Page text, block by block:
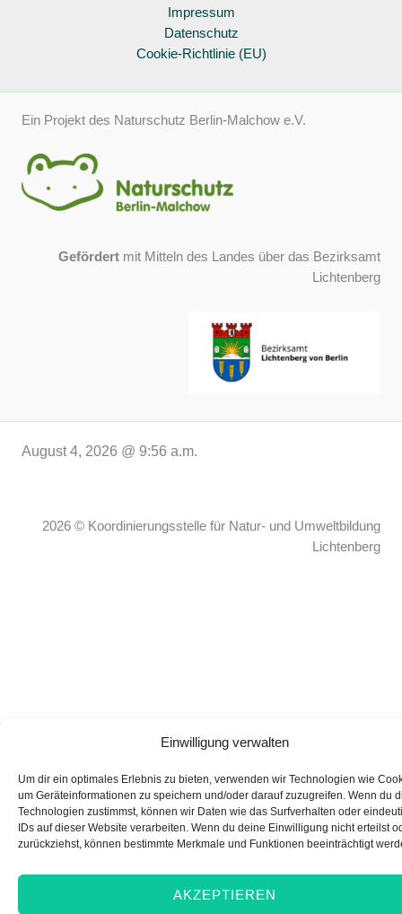
Einwilligung verwalten
Um dir ein optimales Erlebnis zu bieten, verwenden wir Technologien wie
um Geräteinformationen zu speichern und/oder darauf zuzugreifen. Wenn du
Technologien zustimmst, können wir Daten wie das Surfverhalten oder
IDs auf dieser Website verarbeiten. Wenn du deine Einwilligung nicht erteilst
zurückziehst, können bestimmte Merkmale und Funktionen beeinträchtigt
AKZEPTIEREN
Impressum
Datenschutz
Cookie-Richtlinie (EU)
Ein Projekt des Naturschutz Berlin-Malchow e.V.
Gefördert mit Mitteln des Landes über das Bezirksamt
Lichtenberg
August 4, 2026 @ 9:56 a.m.
2026 © Koordinierungsstelle für Natur- und Umweltbildung
Lichtenberg